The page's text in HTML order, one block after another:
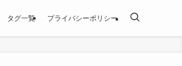
タグ一覧 プライバシーポリシー